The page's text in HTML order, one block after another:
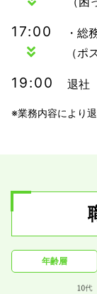
17:00
・総
（ポ
19:00 退社
※業務内容により
年齢層